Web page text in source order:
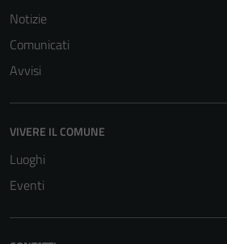
Notizie
Comunicati
Avvisi
VIVERE IL COMUNE
Luoghi
Eventi